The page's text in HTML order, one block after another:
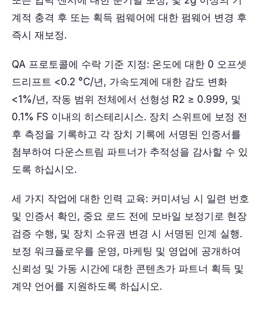
계적 충격 후 또는 획득 펌웨어에 대한 펌웨어 변경 후
즉시 재보정.
QA 프로토콜에 수락 기준 지정: 온도에 대한 0 오프셋
드리프트 <0.2 °C/년, 가속도계에 대한 감도 변화
<1%/년, 작동 범위 전체에서 선형성 R2 ≥ 0.999, 및
0.1% FS 이내의 히스테리시스. 장치 스위트에 보정 전
후 측정을 기록하고 각 장치 기록에 서명된 인증서를
첨부하여 다운스트림 파트너가 추적성을 감사할 수 있
도록 하십시오.
세 가지 작업에 대한 인력 교육: 커미셔닝 시 일련 번호
및 인증서 확인, 중요 로드 전에 모바일 보정기로 현장
검증 수행, 및 장치 소유권 변경 시 서명된 인계 실행.
보정 워크플로우를 운영, 마케 팅 및 영업에 공개하여
신뢰성 및 가동 시간에 대한 콘텐츠가 파트너 획득 및
계약 언어를 지원하도록 하십시오.